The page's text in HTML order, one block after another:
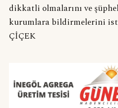
dikkatli olmalarını ve
kurumlara bildirmelerini
ÇİÇEK